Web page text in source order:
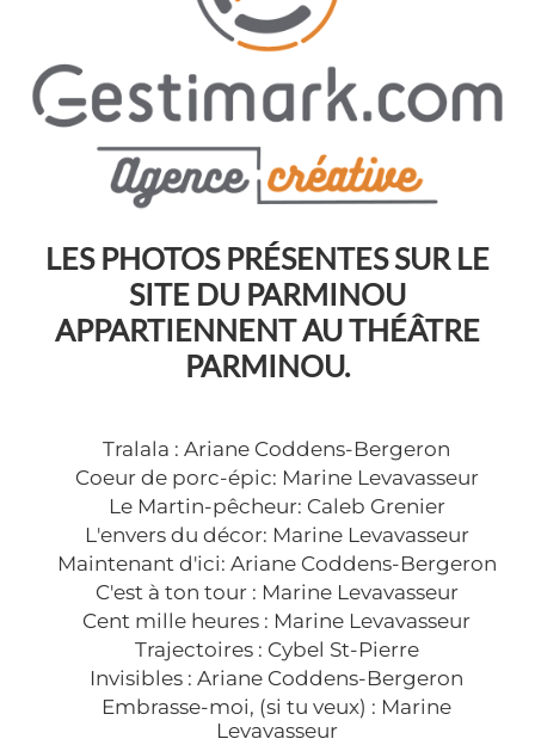
LES PHOTOS PRÉSENTES SUR LE
SITE DU PARMINOU
APPARTIENNENT AU THÉÂTRE
PARMINOU.
Tralala : Ariane Coddens-Bergeron
Coeur de porc-épic: Marine Levavasseur
Le Martin-pêcheur: Caleb Grenier
L'envers du décor: Marine Levavasseur
Maintenant d'ici: Ariane Coddens-Bergeron
C'est à ton tour : Marine Levavasseur
Cent mille heures : Marine Levavasseur
Trajectoires : Cybel St-Pierre
Invisibles : Ariane Coddens-Bergeron
Embrasse-moi, (si tu veux) : Marine
Levavasseur